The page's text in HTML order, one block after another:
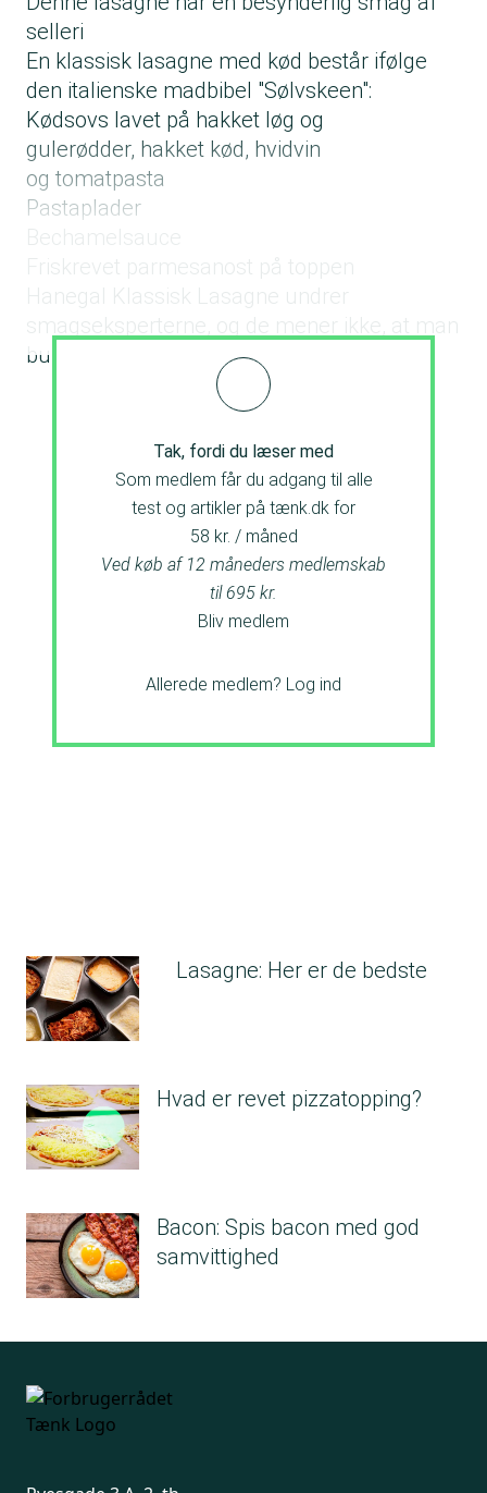
selleri
En klassisk lasagne med kød består ifølge
den italienske madbibel "Sølvskeen":
Kødsovs lavet på hakket løg og
gulerødder, hakket kød, hvidvin
og tomatpasta
Pastaplader
Friskrevet parmesanost på toppen
Hanegal Klassisk Lasagne undrer
smagseksperterne, og de mener ikke, at man
burde kalde produktet for en lasagne.
Tak, fordi du læser med
Som medlem får du adgang til alle
test og artikler på tænk.dk for
58 kr. / måned
Ved køb af 12 måneders medlemskab
til 695 kr.
Bliv medlem
Allerede medlem? Log ind
Lasagne: Her er de bedste
Hvad er revet pizzatopping?
Bacon: Spis bacon med god
samvittighed